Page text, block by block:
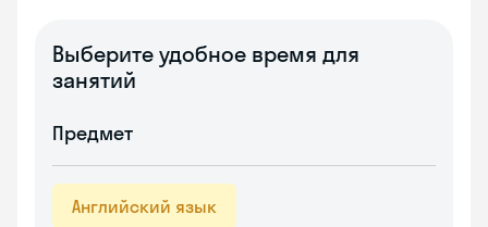
Выберите удобное время для
занятий
Предмет
Английский язык